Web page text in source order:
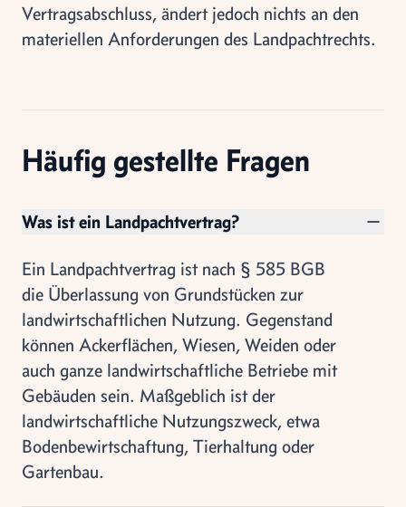
Vertragsabschluss, ändert jedoch nichts an den
materiellen Anforderungen des Landpachtrechts.
Häufig gestellte Fragen
Was ist ein Landpachtvertrag?
Ein Landpachtvertrag ist nach § 585 BGB
die Überlassung von Grundstücken zur
landwirtschaftlichen Nutzung. Gegenstand
können Ackerflächen, Wiesen, Weiden oder
auch ganze landwirtschaftliche Betriebe mit
Gebäuden sein. Maßgeblich ist der
landwirtschaftliche Nutzungszweck, etwa
Bodenbewirtschaftung, Tierhaltung oder
Gartenbau.